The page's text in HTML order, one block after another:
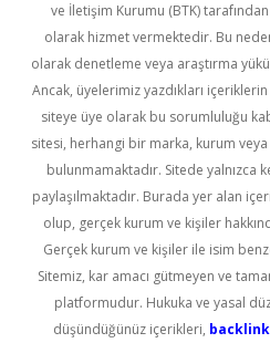
ve İletişim Kurumu (BTK)
olarak hizmet vermektedir. Bu
olarak denetleme veya araştırma
Ancak, üyelerimiz yazdıkları
siteye üye olarak bu sorumluluğu
sitesi, herhangi bir marka, kurum veya
bulunmamaktadır. Sitede yalnızca
paylaşılmaktadır. Burada yer alan
olup, gerçek kurum ve kişiler
Gerçek kurum ve kişiler ile isim
Sitemiz, kar amacı gütmeyen ve
platformudur. Hukuka ve yasal
düşündüğünüz içerikleri,